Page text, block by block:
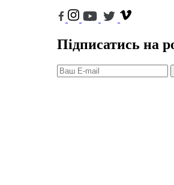
Підписатись на